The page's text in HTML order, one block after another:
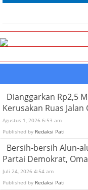
Dianggarkan Rp2,5
Kerusakan Ruas
Agustus 1, 2026 6:53 am
Published by Redaksi Pati
Bersih-bersih Alun-
Partai Demokrat,
Juli 24, 2026 4:54 am
Published by Redaksi Pati